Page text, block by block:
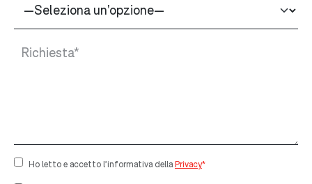
Richiesta*
Ho letto e accetto l’informativa della Privacy*